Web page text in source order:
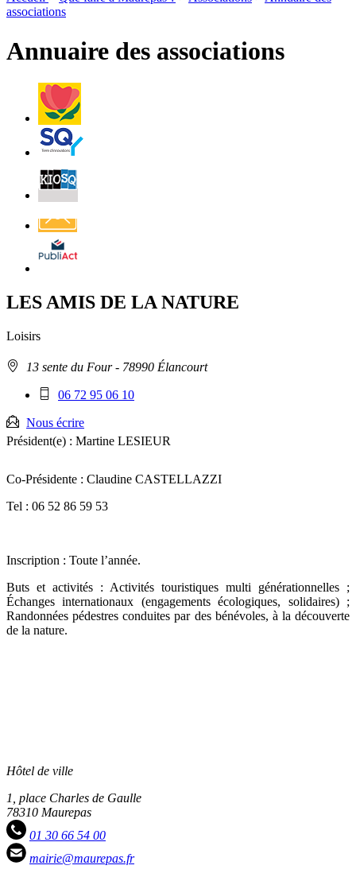
page flux
associations
Annuaire des associations
Villes
et
Villages
Fleuris
Saint-
Quentin
Billetterie
Affichage
légal
LES AMIS DE LA NATURE
Loisirs
Adresse13 sente du Four- 78990 Élancourt
Téléphone
:
06 72 95 06 10
Nous écrire
Président(e) : Martine LESIEUR
Co-Présidente : Claudine CASTELLAZZI
Tel : 06 52 86 59 53
Inscription : Toute l’année.
Buts et activités : Activités touristiques multi générationnelles ;
Échanges internationaux (engagements écologiques, solidaires) ;
Randonnées pédestres conduites par des bénévoles, à la découverte
de la nature.
Hôtel de ville
1, place Charles de Gaulle
78310 Maurepas
01 30 66 54 00
mairie@maurepas.fr